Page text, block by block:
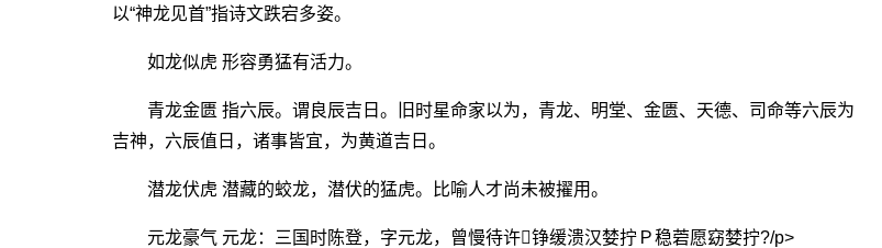
以“神龙见首”指诗文跌宕多姿。
如龙似虎 形容勇猛有活力。
青龙金匮 指六辰。谓良辰吉日。旧时星命家以为，青龙、明堂、金匮、天德、司命等六辰为
吉神，六辰值日，诸事皆宜，为黄道吉日。
潜龙伏虎 潜藏的蛟龙，潜伏的猛虎。比喻人才尚未被擢用。
元龙豪气 元龙：三国时陈登，字元龙，曾慢待许铮缓溃汉婪拧Ｐ稳菪愿窈婪拧?/p>